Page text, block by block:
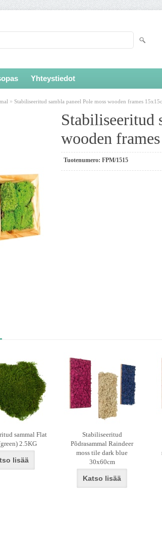
Yhteystiedot
» Stabiliseeritud sambla paneel Pole moss wooden frames
Stabiliseeritud
wooden
Tuotenumero: FPM/1515
sammal Flat
2.5KG
lisää
Stabiliseeritud
Põdrasammal Raindeer
moss tile dark blue
30x60cm
Katso lisää